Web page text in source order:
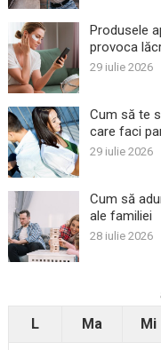
Produsele
provoca
29 iulie 2026
Cum să te
care faci
29 iulie 2026
Cum să
ale familiei
28 iulie 2026
L
Ma Mi